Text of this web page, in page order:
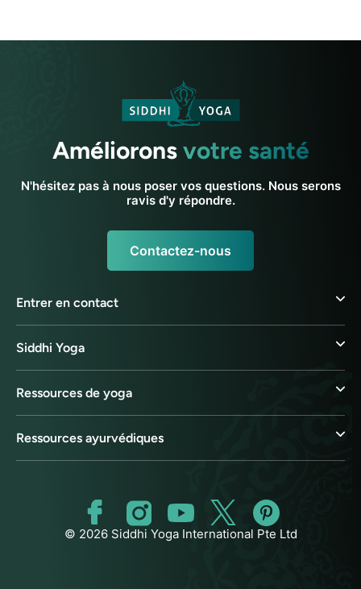
Amélioronsvotre santé
N'hésitez pas à nous poser vos questions. Nous serons
ravis d'y répondre.
Contactez-nous
Entrer en contact
Siddhi Yoga
Ressources de yoga
Ressources ayurvédiques
© 2026 Siddhi Yoga International Pte Ltd